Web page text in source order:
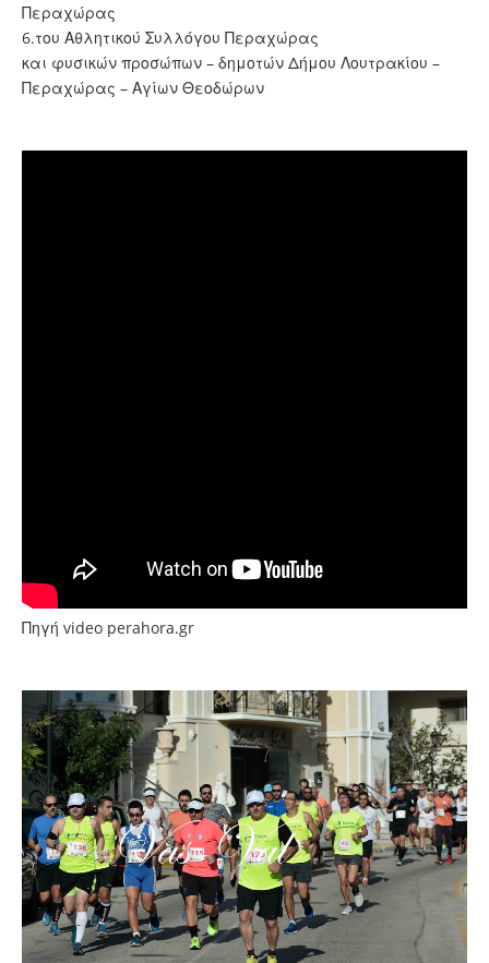
Περαχώρας
6.του Αθλητικού Συλλόγου Περαχώρας
και φυσικών προσώπων – δημοτών Δήμου Λουτρακίου –
Περαχώρας – Αγίων Θεοδώρων
Πηγή video perahora.gr